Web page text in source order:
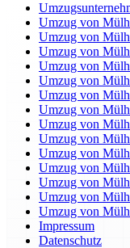
Umzug von
Umzug von
Umzug von
Umzug von
Umzug von
Umzug von
Umzug von
Umzug von
Umzug von
Umzug von
Umzug von
Umzug von
Umzug von
Umzug von
Impressum
Datenschutz